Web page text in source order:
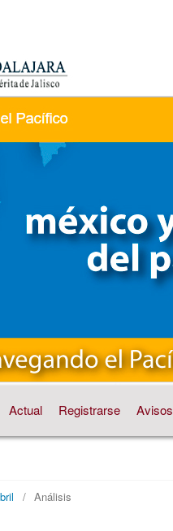
Actual Registrarse Avisos
/ Análisis